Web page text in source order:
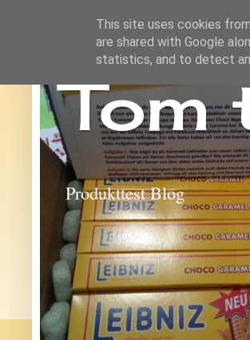
Tom
Produkttest Blog
This site uses cookies
are shared with Google
statistics, and to detect